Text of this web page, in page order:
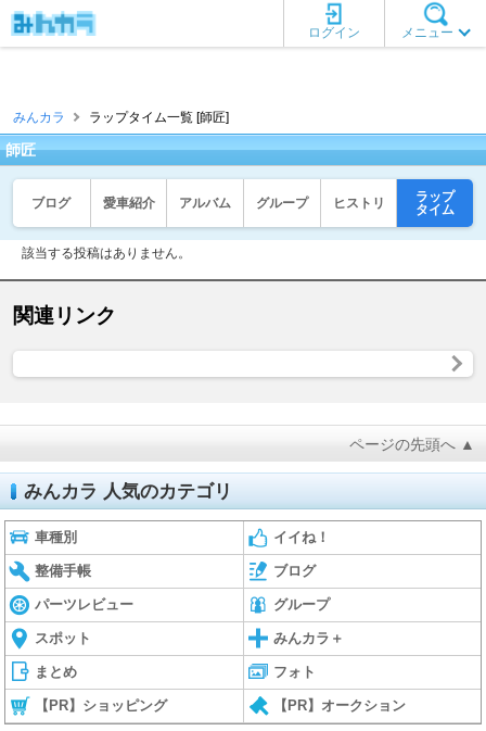
メニュー
ログイン
みんカラ ラップタイム一覧 [師匠]
師匠
ブログ 愛車紹介 アルバム グループ ヒストリ
ラップ
タイム
該当する投稿はありません。
関連リンク
ページの先頭へ ▲
みんカラ 人気のカテゴリ
車種別 イイね！
整備手帳 ブログ
パーツレビュー グループ
スポット みんカラ＋
まとめ フォト
【PR】ショッピング 【PR】オークション